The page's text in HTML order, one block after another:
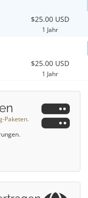
$25.00 USD
1 Jahr
$25.00 USD
1 Jahr
Paketen.